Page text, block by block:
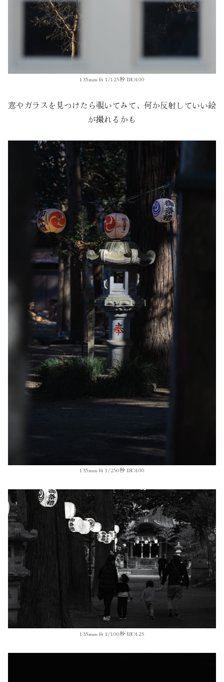
135mm f4 1/125秒 ISO100
窓やガラスを見つけたら覗いてみて、何か反射していい絵
が撮れるかも
135mm f4 1/250秒 ISO100
135mm f4 1/100秒 ISO125